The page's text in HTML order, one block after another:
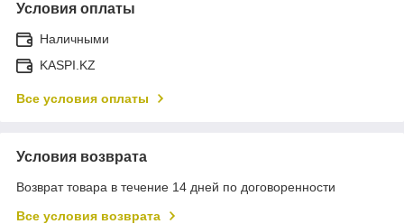
Условия оплаты
Наличными
KASPI.KZ
Все условия оплаты
Условия возврата
Возврат товара в течение 14 дней по договоренности
Все условия возврата